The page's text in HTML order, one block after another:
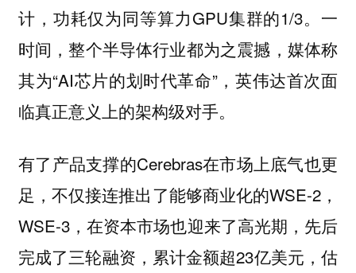
计，功耗仅为同等算力GPU集群的1/3。一
时间，整个半导体行业都为之震撼，媒体称
其为“AI芯片的划时代革命”，英伟达首次面
临真正意义上的架构级对手。
有了产品支撑的Cerebras在市场上底气也更
足，不仅接连推出了能够商业化的WSE-2，
WSE-3，在资本市场也迎来了高光期，先后
完成了三轮融资，累计金额超23亿美元，估